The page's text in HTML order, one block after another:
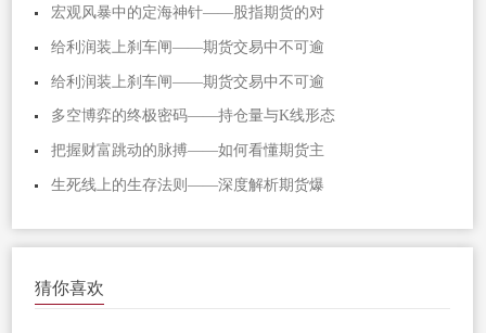
宏观风暴中的定海神针——股指期货的对
给利润装上刹车闸——期货交易中不可逾
给利润装上刹车闸——期货交易中不可逾
多空博弈的终极密码——持仓量与K线形态
把握财富跳动的脉搏——如何看懂期货主
生死线上的生存法则——深度解析期货爆
猜你喜欢